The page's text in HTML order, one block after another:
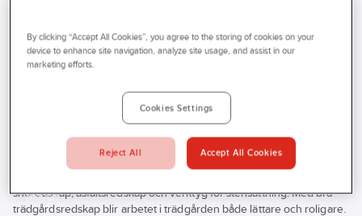
Aktuellt
Serviceverkstad
Företagsprofilering
Movab
Jobbar du med trädgårdsarbete? På Prevex hjälper vi dig att hitta
rätt trädgårdsredskap för ditt jobb, vi erbjuder trädgårdsredskap för
många olika användningsområden. Vårt sortiment av
trädgårdsredskap inkluderar allt från krattor, gren- och häcksaxar,
sekatör, vattenkannor, spadar och skyfflar till handgräsklippare,
snöredskap, asfaltsredskap och verktyg för stensättning. Med bra
trädgårdsredskap blir arbetet i trädgården både lättare och roligare.
By clicking “Accept All Cookies”, you agree to the storing of cookies on your
device to enhance site navigation, analyze site usage, and assist in our
marketing efforts.
Cookies Settings
Reject All Accept All Cookies